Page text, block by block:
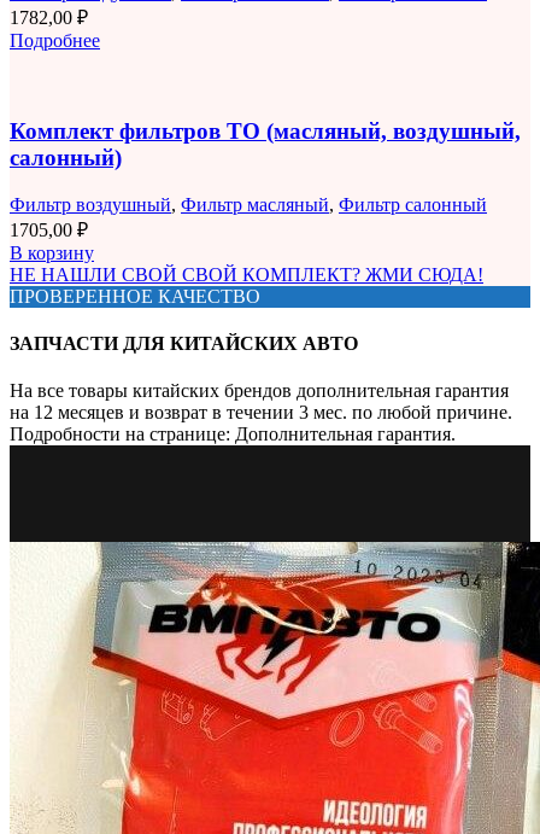
1782,00 ₽
Подробнее
Комплект фильтров ТО (масляный, воздушный,
салонный)
Фильтр воздушный, Фильтр масляный, Фильтр салонный
1705,00 ₽
В корзину
НЕ НАШЛИ СВОЙ СВОЙ КОМПЛЕКТ? ЖМИ СЮДА!
ПРОВЕРЕННОЕ КАЧЕСТВО
ЗАПЧАСТИ ДЛЯ КИТАЙСКИХ АВТО
На все товары китайских брендов дополнительная гарантия
на 12 месяцев и возврат в течении 3 мес. по любой причине.
Подробности на странице: Дополнительная гарантия.